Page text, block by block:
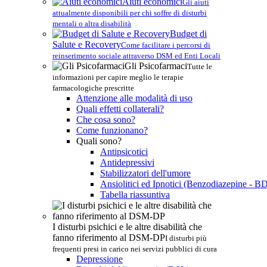
Gli aiuti
attualmente disponibili per chi soffre di disturbi
mentali o altra disabilità
Budget di
Salute e RecoveryCome facilitare i percorsi di
reinserimento sociale attraverso DSM ed Enti Locali
Gli PsicofarmaciTutte le
informazioni per capire meglio le terapie
farmacologiche prescritte
Attenzione alle modalità di uso
Quali effetti collaterali?
Che cosa sono?
Come funzionano?
Quali sono?
Antipsicotici
Antidepressivi
Stabilizzatori dell'umore
Ansiolitici ed Ipnotici (Benzodiazepine -
Tabella riassuntiva
I disturbi psichici e le altre disabilità che
fanno riferimento al DSM-DPI disturbi più
frequenti presi in carico nei servizi pubblici di cura
Depressione